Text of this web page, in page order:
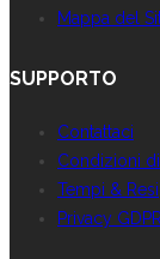
Mappa del
SUPPORTO
Contattaci
Condizioni
Tempi & Resi
Privacy GDPR